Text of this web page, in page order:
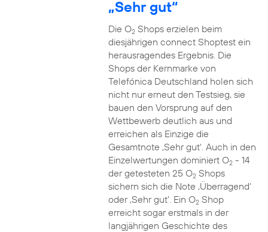
„Sehr gut“
Die O2Shops erzielen beim
diesjährigen connect Shoptest ein
herausragendes Ergebnis. Die
Shops der Kernmarke von
Telefónica Deutschland holen sich
nicht nur erneut den Testsieg, sie
bauen den Vorsprung auf den
Wettbewerb deutlich aus und
erreichen als Einzige die
Gesamtnote ‚Sehr gut‘. Auch in den
Einzelwertungen dominiert O2- 14
der getesteten 25 O2Shops
sichern sich die Note ‚Überragend‘
oder ‚Sehr gut‘. Ein O2Shop
erreicht sogar erstmals in der
langjährigen Geschichte des